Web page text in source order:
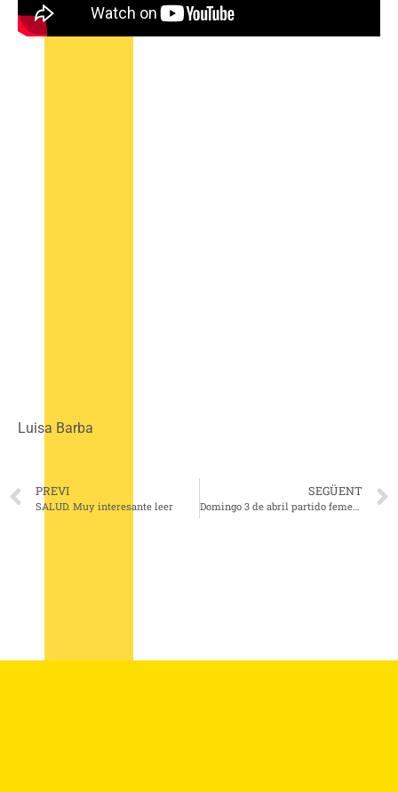
Luisa Barba
PREVI
SALUD. Muy interesante leer
SEGÜENT
Domingo 3 de abril partido femenino de WABOL®